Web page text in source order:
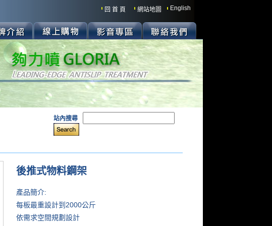
回 首 頁 網站地圖 English
站內搜尋
後推式物料鋼架
產品簡介:
每板最重設計到2000公斤
依需求空間規劃設計